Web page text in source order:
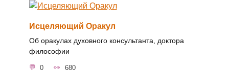
Исцеляющий Оракул
Об оракулах духовного консультанта, доктора
философии
0 680